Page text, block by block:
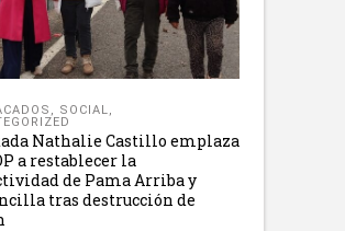
SOCIAL
Nathalie Castillo emplaza
a restablecer la
de Pama Arriba y
tras destrucción de